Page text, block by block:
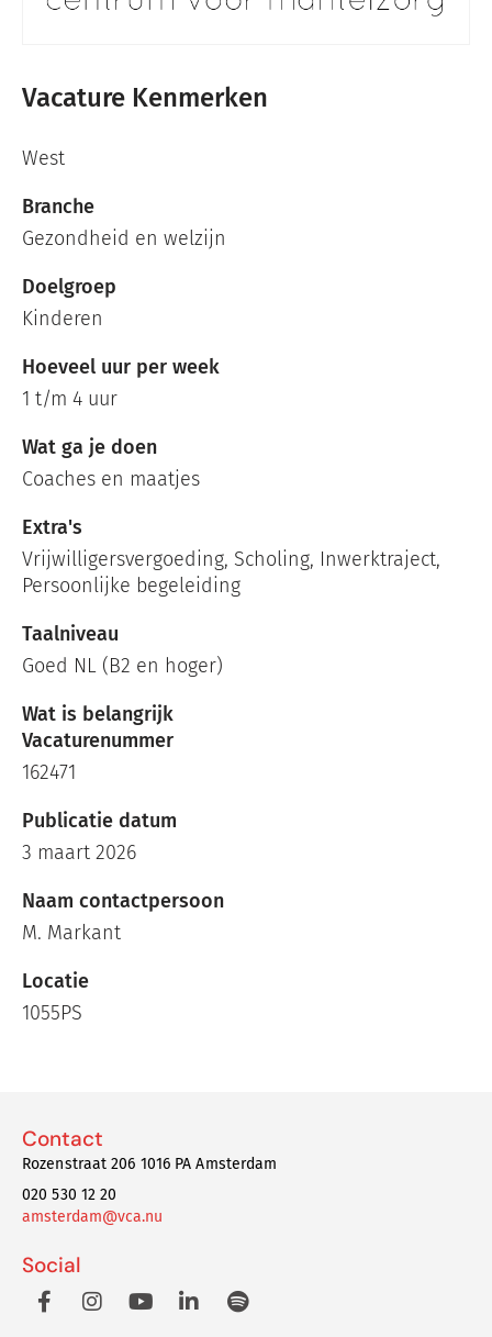
Vacature Kenmerken
West
Branche
Gezondheid en welzijn
Doelgroep
Kinderen
Hoeveel uur per week
1 t/m 4 uur
Wat ga je doen
Coaches en maatjes
Extra's
Vrijwilligersvergoeding, Scholing, Inwerktraject,
Persoonlijke begeleiding
Taalniveau
Goed NL (B2 en hoger)
Wat is belangrijk
Vacaturenummer
162471
Publicatie datum
3 maart 2026
Naam contactpersoon
M. Markant
Locatie
1055PS
Contact
Rozenstraat 206 1016 PA Amsterdam
020 530 12 20
amsterdam@vca.nu
Social